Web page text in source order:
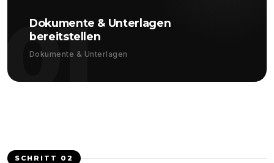
01
Dokumente & Unterlagen
bereitstellen
Dokumente & Unterlagen
SCHRITT 02